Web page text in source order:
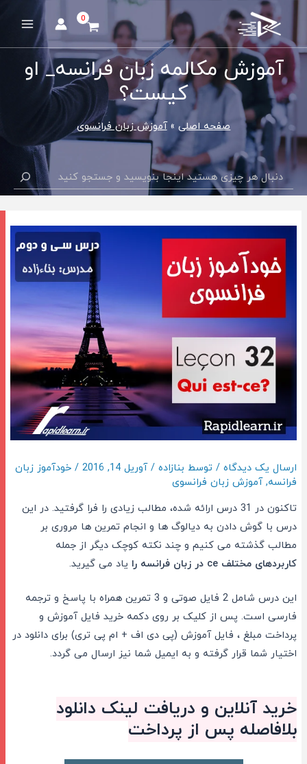
Main
Menuآموزش مکالمه زبان فرانسه_ او
کیست؟
صفحه اصلی آموزش زبان فرانسوی
جستجو
ارسال یک دیدگاه / توسط بنازاده /آوریل 14, 2016 / خودآموز زبان
فرانسه,آموزش زبان فرانسوی
تاکنون در 31 درس ارائه شده، مطالب زیادی را فرا گرفتید. در این
درس با گوش دادن به دیالوگ ها و انجام تمرین ها مروری بر
مطالب گذشته می کنیم و چند نکته کوچک دیگر از جمله
کاربردهای مختلف ceدر زبان فرانسه را یاد می گیرید.
این درس شامل 2 فایل صوتی و 3 تمرین همراه با پاسخ و ترجمه
فارسی است. پس از کلیک بر روی دکمه خرید فایل آموزش و
پرداخت مبلغ ، فایل آموزش (پی دی اف + ام پی تری) برای دانلود در
اختیار شما قرار گرفته و به ایمیل شما نیز ارسال می گردد.
خرید آنلاین و دریافت لینک دانلود
بلافاصله پس از پرداخت